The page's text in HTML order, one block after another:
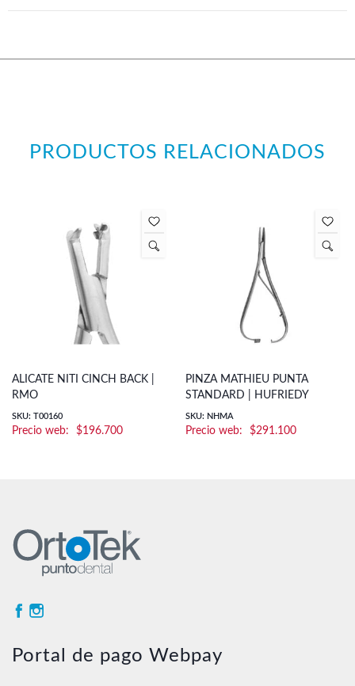
PRODUCTOS RELACIONADOS
ALICATE NITI CINCH BACK |
RMO
SKU: T00160
$196.700
PINZA MATHIEU PUNTA
STANDARD | HUFRIEDY
SKU: NHMA
$291.100
Portal de pago Webpay